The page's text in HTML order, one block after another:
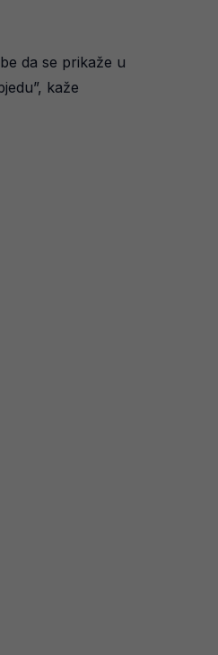
da se prikaže u
kaže